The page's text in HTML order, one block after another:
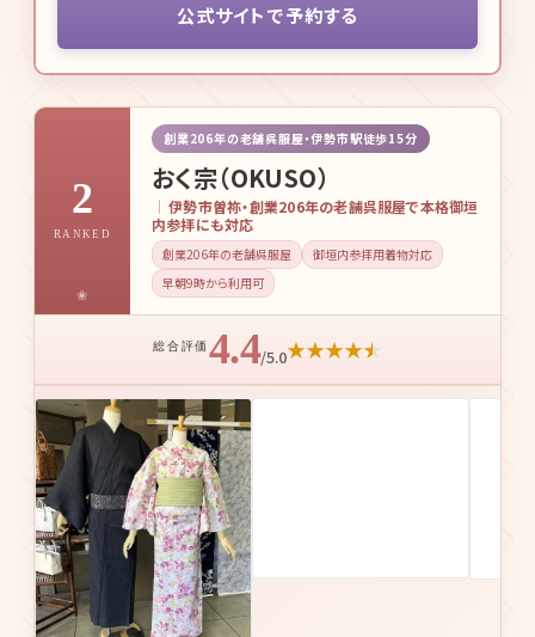
公式サイトで予約する
2
RANKED
創業206年の老舗呉服屋・伊勢市駅徒歩15分
おく宗（OKUSO）
伊勢市曽祢・創業206年の老舗呉服屋で本格御垣
内参拝にも対応
創業206年の老舗呉服屋
御垣内参拝用着物対応
早朝9時から利用可
総合評価 4.4/5.0★★★★★